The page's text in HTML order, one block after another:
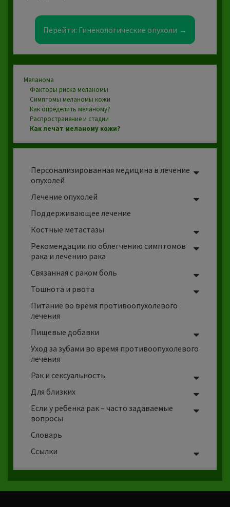
Перейти: Гинекологические опухоли →
Меланома
Факторы риска меланомы
Симптомы меланомы кожи
Как определить меланому?
Распространение и стадии
Как лечат меланому кожи?
Персонализированная медицина в лечение
опухолей
Лечение опухолей
Поддерживающее лечение
Костные метастазы
Рекомендации по облегчению симптомов
рака и лечению рака
Связанная с раком боль
Тошнота и рвота
Питание во время противоопухолевого
лечения
Пищевые добавки
Уход за зубами во время противоопухолевого
лечения
Рак и сексуальность
Для близких
Если у ребенка рак – часто задаваемые
вопросы
Словарь
Ссылки